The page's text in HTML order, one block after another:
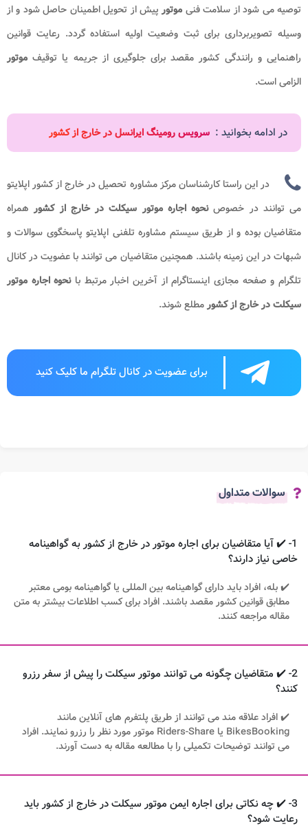
توصیه می شود از سلامت فنی موتورپیش از تحویل اطمینان حاصل شود و از
وسیله تصویربرداری برای ثبت وضعیت اولیه استفاده گردد. رعایت قوانین
راهنمایی و رانندگی کشور مقصد برای جلوگیری از جریمه یا توقیف موتور
الزامی است.
در ادامه بخوانید : سرویس رومینگ ایرانسل در خارج از کشور
در این راستا کارشناسان مرکز مشاوره تحصیل در خارج از کشور اپلایتو
می توانند در خصوصنحوه اجاره موتور سیکلت در خارج از کشورهمراه
متقاضیان بوده و از طریق سیستم مشاوره تلفنی اپلایتو پاسخگوی سوالات و
شبهات در این زمینه باشند. همچنین متقاضیان می توانند با عضویت در کانال
تلگرام و صفحه مجازی اینستاگرام از آخرین اخبار مرتبط بانحوه اجاره موتور
سیکلت در خارج از کشورمطلع شوند.
برای عضویت در کانال تلگرام ما کلیک کنید
سوالات متداول
1- ✔️ آیا متقاضیان برای اجاره موتور در خارج از کشور به گواهینامه
خاصی نیاز دارند؟
✔️ بله، افراد باید دارای گواهینامه بین المللی یا گواهینامه بومی معتبر
مطابق قوانین کشور مقصد باشند. افراد برای کسب اطلاعات بیشتر به متن
مقاله مراجعه کنند.
2- ✔️ متقاضیان چگونه می توانند موتور سیکلت را پیش از سفر رزرو
کنند؟
✔️ افراد علاقه مند می توانند از طریق پلتفرم های آنلاین مانند
BikesBooking یا Riders-Share موتور مورد نظر را رزرو نمایند. افراد
می توانند توضیحات تکمیلی را با مطالعه مقاله به دست آورند.
3- ✔️ چه نکاتی برای اجاره ایمن موتور سیکلت در خارج از کشور باید
رعایت شود؟